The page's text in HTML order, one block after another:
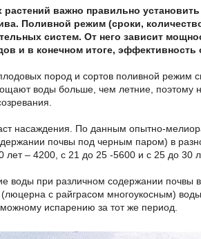
важно правильно
Поливной режим (сроки,
систем. От него зависит
и в конечном итоге, эффективность
пород и сортов поливной режим
воды больше, чем летние,
насаждения. По данным опытно-
почвы под черным паром) в
лет – 4200, с 21 до 25 -5600 и с 25 до 30
воды при различном содержании
с райграсом многоукосным)
испарению за тот же период.